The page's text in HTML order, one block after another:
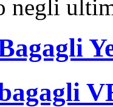
negli